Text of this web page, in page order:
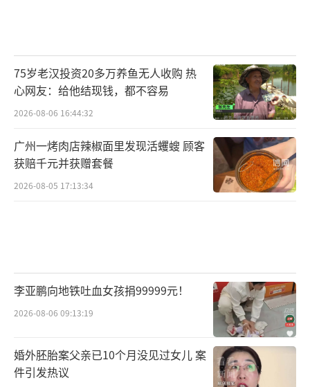
75岁老汉投资20多万养鱼无人收购 热
心网友：给他结现钱，都不容易
2026-08-06 16:44:32
广州一烤肉店辣椒面里发现活蠼螋 顾客
获赔千元并获赠套餐
2026-08-05 17:13:34
李亚鹏向地铁吐血女孩捐99999元！
2026-08-06 09:13:19
婚外胚胎案父亲已10个月没见过女儿 案
件引发热议